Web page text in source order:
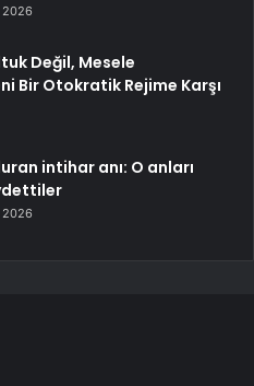
2026
Değil, Mesele
Bir Otokratik Rejime Karşı
intihar anı: O anları
2026